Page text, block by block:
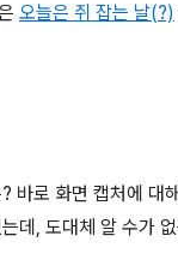
오늘은 쥐 잡는 날(?)
바로 화면 캡처에 대
데, 도대체 알 수가